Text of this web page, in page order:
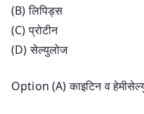
(B) लिपिड्स
(C) प्रोटीन
(D) सेल्युलोज
Option (A) काइटिन व